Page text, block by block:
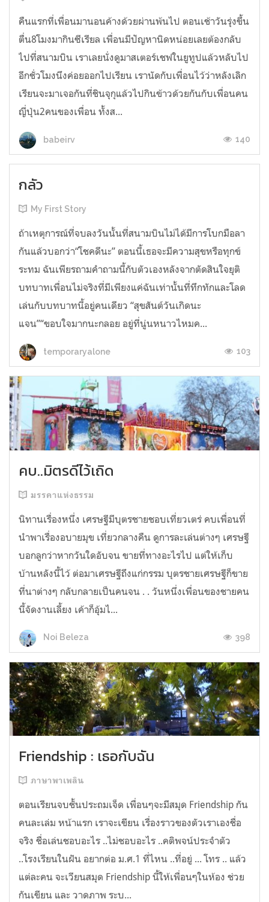
คืนแรกที่เพื่อนมานอนค้างด้วยผ่านพ้นไป ตอนเช้าวันรุ่งขึ้น
ตื่น8โมงมากินซีเรียล เพื่อนมีปัญหานิดหน่อยเลยต้องกลับ
ไปที่สนามบิน เราเลยนั่งดูมาสเตอร์เชฟในยูทูปแล้วหลับไป
อีกชั่วโมงนึงค่อยออกไปเรียน เรานัดกับเพื่อนไว้ว่าหลังเลิก
เรียนจะมาเจอกันที่ชินจุกุแล้วไปกินข้าวด้วยกันกับเพื่อนคน
ญี่ปุ่น2คนของเพื่อน ทั้งส...
babeirv 140
กลัว
My First Story
ถ้าเหตุการณ์ที่จบลงวันนั้นที่สนามบินไม่ได้มีการโบกมือลา
กันแล้วบอกว่า“โชคดีนะ” ตอนนี้เธอจะมีความสุขหรือทุกข์
ระทม ฉันเพียรถามคำถามนี้กับตัวเองหลังจากตัดสินใจยุติ
บทบาทเพื่อนไม่จริงที่มีเพียงแค่ฉันเท่านั้นที่ทึกทักและโลด
เล่นกับบทบาทนี้อยู่คนเดียว “สุขสันต์วันเกิดนะ
แจน”“ขอบใจมากนะกลอย อยู่ที่นู่นหนาวไหมค...
temporaryalone 103
คบ..มิตรดีไว้เถิด
มรรคาแห่งธรรม
นิทานเรื่องหนึ่ง เศรษฐีมีบุตรชายชอบเที่ยวเตร่ คบเพื่อนที่
นำพาเรื่องอบายมุข เที่ยวกลางคืน ดูการละเล่นต่างๆ เศรษฐี
บอกลูกว่าหากวันใดอับจน ขายที่ทางอะไรไป แต่ให้เก็บ
บ้านหลังนี้ไว้ ต่อมาเศรษฐีถึงแก่กรรม บุตรชายเศรษฐีก็ขาย
ที่นาต่างๆ กลับกลายเป็นคนจน . . วันหนึ่งเพื่อนของชายคน
นี้จัดงานเลี้ยง เค้าก็อุ้มไ...
Noi Beleza 398
Friendship : เธอกับฉัน
ภาษาพาเพลิน
ตอนเรียนจบชั้นประถมเจ็ด เพื่อนๆจะมีสมุด Friendship กัน
คนละเล่ม หน้าแรก เราจะเขียน เรื่องราวของตัวเราเองชื่อ
จริง ชื่อเล่นชอบอะไร ..ไม่ชอบอะไร ..คติพจน์ประจำตัว
..โรงเรียนในฝัน อยากต่อ ม.ศ.1 ที่ไหน ..ที่อยู่ ... โทร .. แล้ว
แต่ละคน จะเวียนสมุด Friendship นี้ให้เพื่อนๆในห้อง ช่วย
กันเขียน และ วาดภาพ ระบ...